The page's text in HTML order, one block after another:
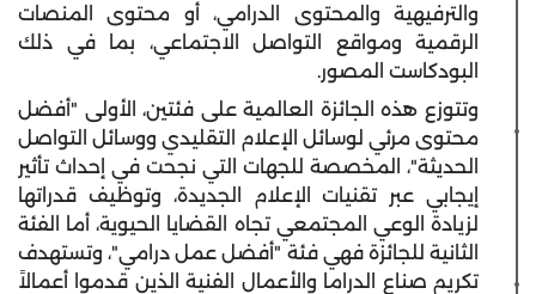
والترفيهية والمحتوى الدرامي، أو محتوى المنصات
الرقمية ومواقع التواصل الاجتماعي، بما في ذلك
البودكاست المصور.
وتتوزع هذه الجائزة العالمية على فئتين، الأولى "أفضل
محتوى مرئي لوسائل الإعلام التقليدي ووسائل التواصل
الحديثة"، المخصصة للجهات التي نجحت في إحداث تأثير
إيجابي عبر تقنيات الإعلام الجديدة، وتوظيف قدراتها
لزيادة الوعي المجتمعي تجاه القضايا الحيوية، أما الفئة
الثانية للجائزة فهي فئة "أفضل عمل درامي"، وتستهدف
تكريم صناع الدراما والأعمال الفنية الذين قدموا أعمالاً